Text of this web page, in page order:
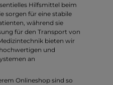
Hilfsmittel beim
sorgen für eine stabile
während sie
für den Transport von
bieten wir
und
an
Onlineshop sind so